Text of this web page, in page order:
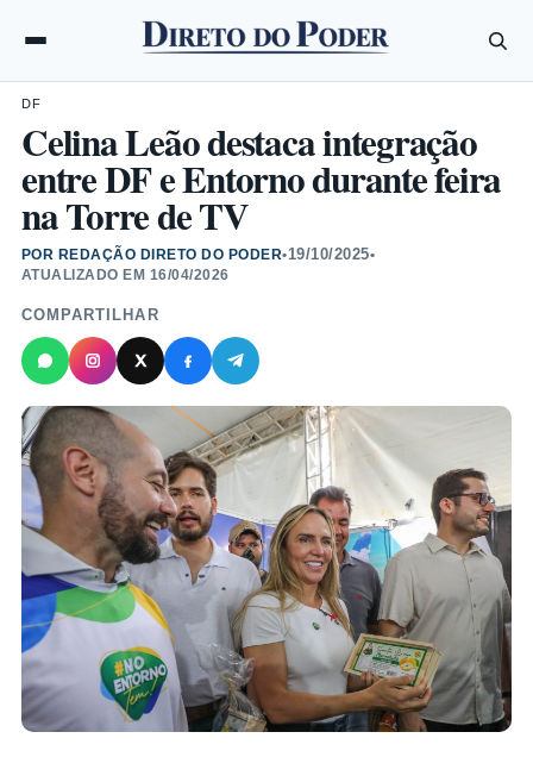
DF
Celina Leão destaca integração
entre DF e Entorno durante feira
na Torre de TV
POR REDAÇÃO DIRETO DO PODER•19/10/2025•
ATUALIZADO EM 16/04/2026
COMPARTILHAR